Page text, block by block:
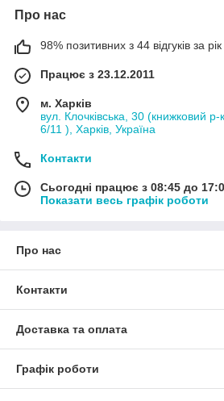
Про нас
98% позитивних з 44 відгуків за рік
Працює з 23.12.2011
м. Харків
вул. Клочківська, 30 (книжковий
6/11 ), Харків, Україна
Контакти
Сьогодні працює з 08:45 до
Показати весь графік роботи
Про нас
Контакти
Доставка та оплата
Графік роботи